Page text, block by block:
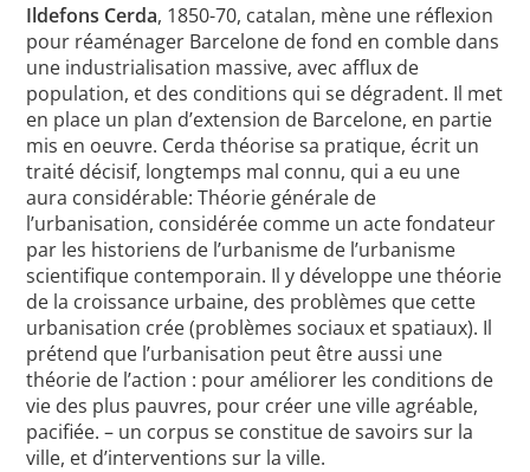
Ildefons Cerda, 1850-70, catalan, mène une réflexion
pour réaménager Barcelone de fond en comble dans
une industrialisation massive, avec afflux de
population, et des conditions qui se dégradent. Il met
en place un plan d’extension de Barcelone, en partie
mis en oeuvre. Cerda théorise sa pratique, écrit un
traité décisif, longtemps mal connu, qui a eu une
aura considérable: Théorie générale de
l’urbanisation, considérée comme un acte fondateur
par les historiens de l’urbanisme de l’urbanisme
scientifique contemporain. Il y développe une théorie
de la croissance urbaine, des problèmes que cette
urbanisation crée (problèmes sociaux et spatiaux). Il
prétend que l’urbanisation peut être aussi une
théorie de l’action : pour améliorer les conditions de
vie des plus pauvres, pour créer une ville agréable,
pacifiée. – un corpus se constitue de savoirs sur la
ville, et d’interventions sur la ville.